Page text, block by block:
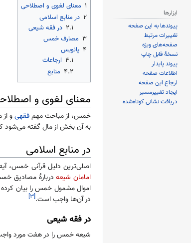
۱ معنای لغوی و اصطلاحی
۲ در منابع اسلامی
۲.۱ در فقه شیعی
۳ مصارف خمس
۴ پانویس
۴.۱ ارجاعات
۴.۲ منابع
معنای لغوی و
خمس، از مباحث مهمفقهیو
به آن بخش از مال گفته می‌شود
در منابع اسلامی
اصلی‌ترین دلیل قرآنی خمس، آیه ۴۱ سوره انفال است: «وَاعْلَمُوا أَنَّمَا غَنِمْتُمْ مِنْ شَیْءٍ فَأَنَّ لِلَّهِ خُمُسَهُ وَلِلرَّسُولِ وَلِذِی الْقُرْبَی وَالْیَتَامَی وَالْمَسَاکِینِ وَابْنِ السَّبِیلِ…». همچنین احادیث
امامان شیعهدربارهٔ مصادیق
اموال مشمول خمس را بیان کرده
در آن‌ها واجب است.[۳]
در فقه شیعی
شیعه خمس را در هفت مورد
ابزارها
پیوندها به این صفحه
تغییرات مرتبط
صفحه‌های ویژه
نسخهٔ قابل چاپ
پیوند پایدار
اطلاعات صفحه
ارجاع این صفحه
ایجاد تغییرمسیر
دریافت نشانی کوتاه‌شده